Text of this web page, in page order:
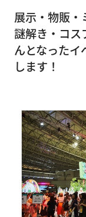
展示・物販・
謎解き・コス
んとなったイ
します！